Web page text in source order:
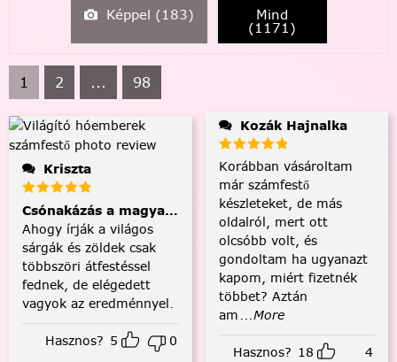
Képpel (183) Mind
(1171)
1 2 ... 98
Kriszta
Csónakázás a magyar tengeren
Ahogy írják a világos
sárgák és zöldek csak
többszöri átfestéssel
fednek, de elégedett
vagyok az eredménnyel.
Hasznos? 5 0
Kozák Hajnalka
Korábban vásároltam
már számfestő
készleteket, de más
oldalról, mert ott
olcsóbb volt, és
gondoltam ha ugyanazt
kapom, miért fizetnék
többet? Aztán
am ...More
Hasznos? 18 4